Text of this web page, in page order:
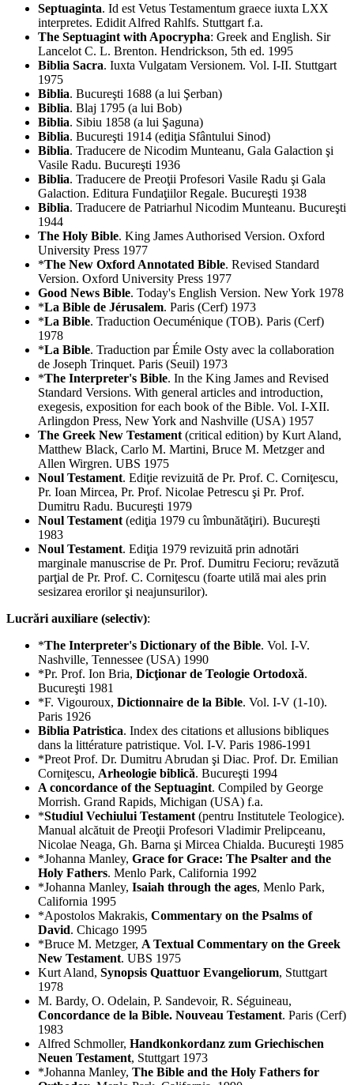
Septuaginta. Id est Vetus Testamentum graece iuxta LXX
interpretes. Edidit Alfred Rahlfs. Stuttgart f.a.
The Septuagint with Apocrypha: Greek and English. Sir
Lancelot C. L. Brenton. Hendrickson, 5th ed. 1995
Biblia Sacra. Iuxta Vulgatam Versionem. Vol. I-II. Stuttgart
1975
Biblia. Bucureşti 1688 (a lui Şerban)
Biblia. Blaj 1795 (a lui Bob)
Biblia. Sibiu 1858 (a lui Şaguna)
Biblia. Bucureşti 1914 (ediţia Sfântului Sinod)
Biblia. Traducere de Nicodim Munteanu, Gala Galaction şi
Vasile Radu. Bucureşti 1936
Biblia. Traducere de Preoţii Profesori Vasile Radu şi Gala
Galaction. Editura Fundaţiilor Regale. Bucureşti 1938
Biblia. Traducere de Patriarhul Nicodim Munteanu. Bucureşti
1944
The Holy Bible. King James Authorised Version. Oxford
University Press 1977
*The New Oxford Annotated Bible. Revised Standard
Version. Oxford University Press 1977
Good News Bible. Today's English Version. New York 1978
*La Bible de Jérusalem. Paris (Cerf) 1973
*La Bible. Traduction Oecuménique (TOB). Paris (Cerf)
1978
*La Bible. Traduction par Émile Osty avec la collaboration
de Joseph Trinquet. Paris (Seuil) 1973
*The Interpreter's Bible. In the King James and Revised
Standard Versions. With general articles and introduction,
exegesis, exposition for each book of the Bible. Vol. I-XII.
Arlingdon Press, New York and Nashville (USA) 1957
The Greek New Testament (critical edition) by Kurt Aland,
Matthew Black, Carlo M. Martini, Bruce M. Metzger and
Allen Wirgren. UBS 1975
Noul Testament. Ediţie revizuită de Pr. Prof. C. Corniţescu,
Pr. Ioan Mircea, Pr. Prof. Nicolae Petrescu şi Pr. Prof.
Dumitru Radu. Bucureşti 1979
Noul Testament (ediţia 1979 cu îmbunătăţiri). Bucureşti
1983
Noul Testament. Ediţia 1979 revizuită prin adnotări
marginale manuscrise de Pr. Prof. Dumitru Fecioru; revăzută
parţial de Pr. Prof. C. Corniţescu (foarte utilă mai ales prin
sesizarea erorilor şi neajunsurilor).
Lucrări auxiliare (selectiv):
*The Interpreter's Dictionary of the Bible. Vol. I-V.
Nashville, Tennessee (USA) 1990
*Pr. Prof. Ion Bria, Dicţionar de Teologie Ortodoxă.
Bucureşti 1981
*F. Vigouroux, Dictionnaire de la Bible. Vol. I-V (1-10).
Paris 1926
Biblia Patristica. Index des citations et allusions bibliques
dans la littérature patristique. Vol. I-V. Paris 1986-1991
*Preot Prof. Dr. Dumitru Abrudan şi Diac. Prof. Dr. Emilian
Corniţescu, Arheologie biblică. Bucureşti 1994
A concordance of the Septuagint. Compiled by George
Morrish. Grand Rapids, Michigan (USA) f.a.
*Studiul Vechiului Testament (pentru Institutele Teologice).
Manual alcătuit de Preoţii Profesori Vladimir Prelipceanu,
Nicolae Neaga, Gh. Barna şi Mircea Chialda. Bucureşti 1985
*Johanna Manley, Grace for Grace: The Psalter and the
Holy Fathers. Menlo Park, California 1992
*Johanna Manley, Isaiah through the ages, Menlo Park,
California 1995
*Apostolos Makrakis, Commentary on the Psalms of
David. Chicago 1995
*Bruce M. Metzger, A Textual Commentary on the Greek
New Testament. UBS 1975
Kurt Aland, Synopsis Quattuor Evangeliorum, Stuttgart
1978
M. Bardy, O. Odelain, P. Sandevoir, R. Séguineau,
Concordance de la Bible. Nouveau Testament. Paris (Cerf)
1983
Alfred Schmoller, Handkonkordanz zum Griechischen
Neuen Testament, Stuttgart 1973
*Johanna Manley, The Bible and the Holy Fathers for